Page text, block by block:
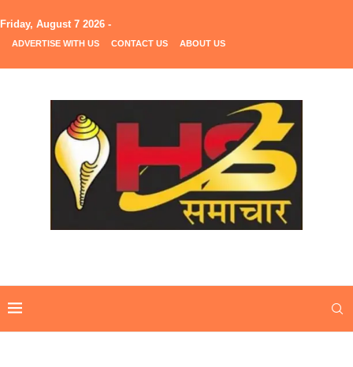
Friday, August 7 2026 -
ADVERTISE WITH US CONTACT US ABOUT US